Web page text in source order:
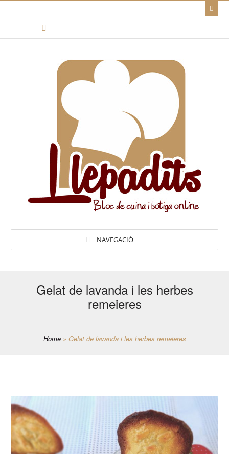
NAVEGACIÓ
Gelat de lavanda i les herbes
remeieres
Home » Gelat de lavanda i les herbes remeieres